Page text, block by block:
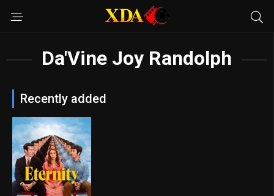
Da'Vine Joy Randolph
Recently added